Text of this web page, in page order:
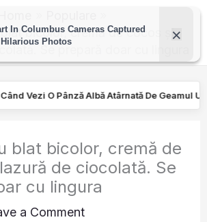
bicolor, cremă de cocos și
Se prepară doar cu lingura
De Geamul Unei Mașini. Semnalul…
blat bicolor, cremă de
de ciocolată. Se
cu lingura
a Comment